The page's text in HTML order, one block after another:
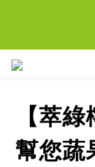
近期
【萃
幫您蔬